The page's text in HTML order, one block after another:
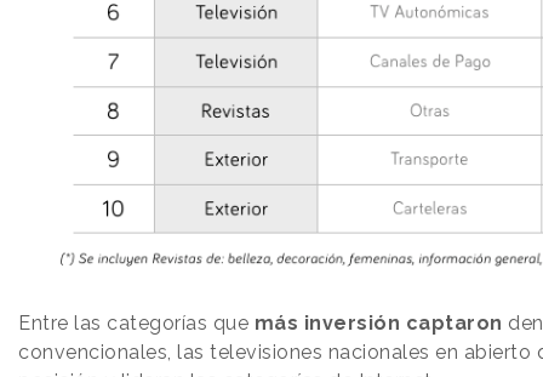
Entre las categorías que más inversión captaron
convencionales, las televisiones nacionales en abierto